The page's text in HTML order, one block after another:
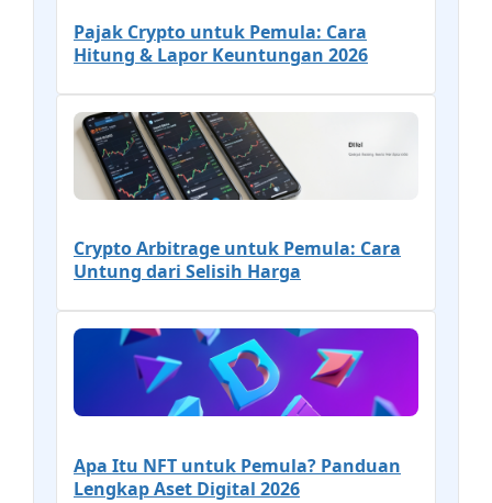
Pajak Crypto untuk Pemula: Cara
Hitung & Lapor Keuntungan 2026
Crypto Arbitrage untuk Pemula: Cara
Untung dari Selisih Harga
Apa Itu NFT untuk Pemula? Panduan
Lengkap Aset Digital 2026